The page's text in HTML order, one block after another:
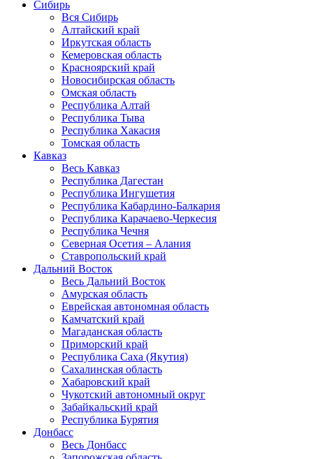
Сибирь
Вся Сибирь
Алтайский край
Иркутская область
Кемеровская область
Красноярский край
Новосибирская область
Омская область
Республика Алтай
Республика Тыва
Республика Хакасия
Томская область
Кавказ
Весь Кавказ
Республика Дагестан
Республика Ингушетия
Республика Кабардино-Балкария
Республика Карачаево-Черкесия
Республика Чечня
Северная Осетия – Алания
Ставропольский край
Дальний Восток
Весь Дальний Восток
Амурская область
Еврейская автономная область
Камчатский край
Магаданская область
Приморский край
Республика Саха (Якутия)
Сахалинская область
Хабаровский край
Чукотский автономный округ
Забайкальский край
Республика Бурятия
Донбасс
Весь Донбасс